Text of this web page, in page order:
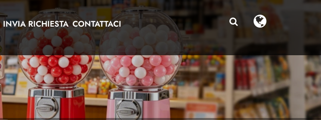
INVIA RICHIESTA CONTATTACI